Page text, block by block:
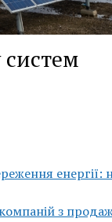
систем
енергії:
з